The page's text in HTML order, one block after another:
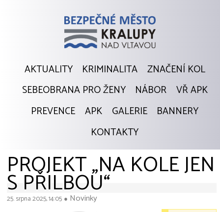
AKTUALITY KRIMINALITA
ZNAČENÍ KOL
SEBEOBRANA PRO ŽENY
NÁBOR
VŘ APK
PREVENCE
APK GALERIE
BANNERY
KONTAKTY
PROJEKT „NA KOLE JEN
S PŘILBOU“
25. srpna 2025, 14:05 ● Novinky